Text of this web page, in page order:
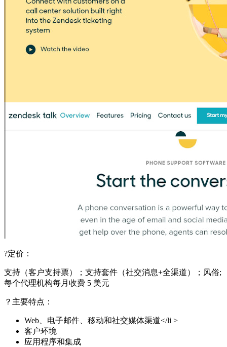
?定价：
支持（客户支持票）；支持套件（社交消息+全渠道）；风俗;
每个代理机构每月收费 5 美元
？主要特点：
Web、电子邮件、移动和社交媒体渠道</li >
客户环境
应用程序和集成